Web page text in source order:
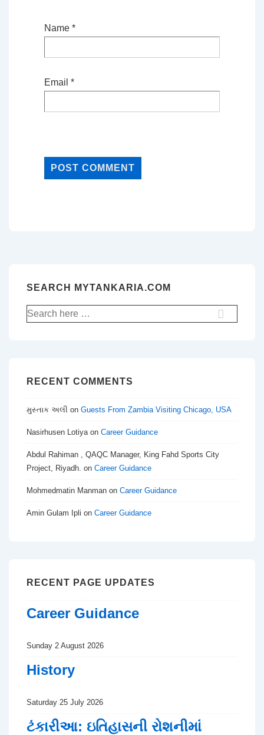
Name *
Email *
SEARCH MYTANKARIA.COM
Search
for:
RECENT COMMENTS
મુસ્તાક અલી on Guests From Zambia Visiting Chicago, USA
Nasirhusen Lotiyaon Career Guidance
Abdul Rahiman , QAQC Manager, King Fahd Sports City
Project, Riyadh. on Career Guidance
Mohmedmatin Manman on Career Guidance
Amin Gulam Ipli on Career Guidance
RECENT PAGE UPDATES
Career Guidance
Sunday 2 August 2026
History
Saturday 25 July 2026
ટંકારીઆ: ઇતિહાસની રોશનીમાં